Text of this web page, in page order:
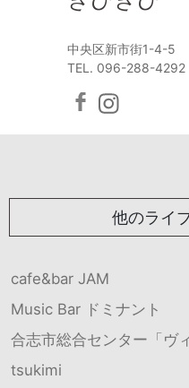
中央区新市街1-4-5
TEL. 096-288-4292
他のライ
cafe&bar JAM
Music Bar ドミナント
合志市総合センター「ヴ
tsukimi